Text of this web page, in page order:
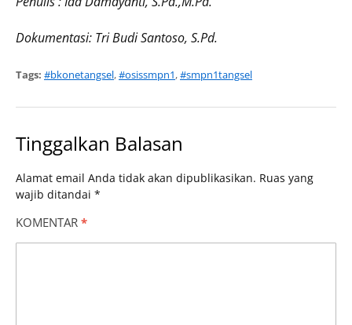
Dokumentasi: Tri Budi Santoso, S.Pd.
Tags: #bkonetangsel,#osissmpn1,#smpn1tangsel
Tinggalkan Balasan
Alamat email Anda tidak akan dipublikasikan. Ruas yang
wajib ditandai *
KOMENTAR *